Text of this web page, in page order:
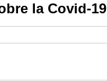
la Covid-19